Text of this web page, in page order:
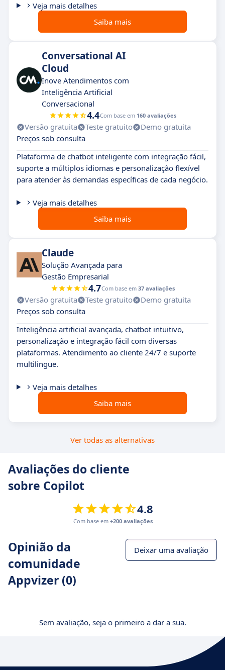
Veja mais detalhes
Saiba mais
Conversational AI
Cloud
Inove Atendimentos com
Inteligência Artificial
Conversacional
4.4Com base em 160 avaliações
Versão gratuita Teste gratuito
Demo gratuita
Preços sob consulta
Plataforma de chatbot inteligente com integração fácil,
suporte a múltiplos idiomas e personalização flexível
para atender às demandas específicas de cada negócio.
Veja mais detalhes
Saiba mais
Claude
Solução Avançada para
Gestão Empresarial
4.7Com base em 37 avaliações
Versão gratuita Teste gratuito
Demo gratuita
Preços sob consulta
Inteligência artificial avançada, chatbot intuitivo,
personalização e integração fácil com diversas
plataformas. Atendimento ao cliente 24/7 e suporte
multilingue.
Veja mais detalhes
Saiba mais
Ver todas as alternativas
Avaliações do cliente
sobre Copilot
4.8
Com base em +200 avaliações
Opinião da
comunidade
Appvizer (0)
Deixar uma avaliação
Sem avaliação, seja o primeiro a dar a sua.